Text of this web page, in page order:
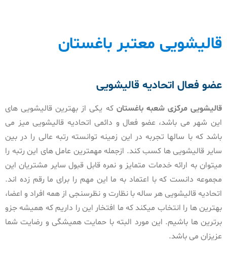
قالیشویی معتبر باغستان
عضو فعال اتحادیه قالیشویی
قالیشویی مرکزی شعبه باغستان که یکی از بهترین قالیشویی های
این شهر می باشد، عضو فعال و دائمی اتحادیه قالیشویی میز می
باشد که با سالها تجربه در این زمینه توانسته رتبه عالی را در بین
سایر قالیشویی ها کسب کند. ازجمله مهمترین عامل های این رتبه را
میتوان به ارائه خدمات متمایز و نمره قابل قبول سایر مشتریان این
مجموعه دانست که با اعتماد به ما این مهم را برای ما رقم زده اند.
اتحادیه قالیشویی هر ساله با نظارت و نظرسنجی از همه افراد و اعضا،
بهترین ها را انتخاب میکند که ما افتخار این را داریم که همیشه جزو
برترین ها باشیم. این مورد البته با حمایت همیشگی و رضایت شما
عزیزان می باشد.